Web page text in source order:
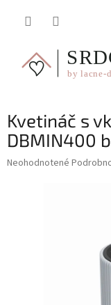
Kvetináč s
DBMIN400
Priemerné
Neohodnotené